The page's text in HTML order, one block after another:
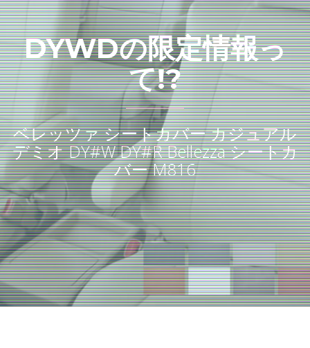
DYWDの限定情報っ
て!?
ベレッツァ シートカバー カジュアル
デミオ DY#W DY#R Bellezza シートカ
バー M816